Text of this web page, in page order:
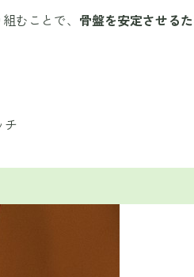
むことで、 骨盤を安定させる
チ